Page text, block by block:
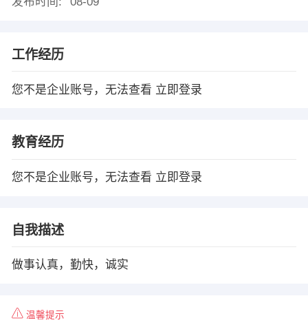
工作经历
您不是企业账号，无法查看 立即登录
教育经历
您不是企业账号，无法查看 立即登录
自我描述
做事认真，勤快，诚实
温馨提示